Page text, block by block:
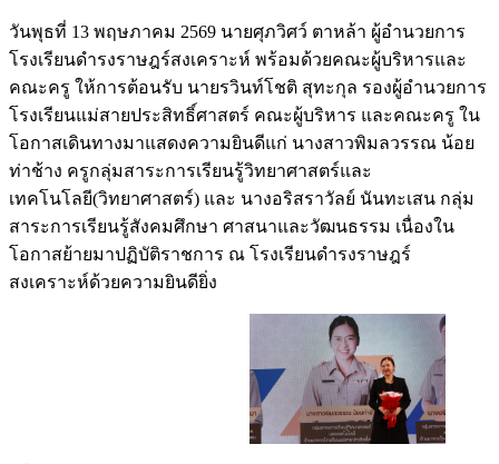
วันพุธที่ 13 พฤษภาคม 2569 นายศุภวิศว์ ตาหล้า ผู้อำนวยการ
โรงเรียนดำรงราษฎร์สงเคราะห์ พร้อมด้วยคณะผู้บริหารและ
คณะครู ให้การต้อนรับ นายรวินท์โชติ สุทะกุล รองผู้อำนวยการ
โรงเรียนแม่สายประสิทธิ์ศาสตร์ คณะผู้บริหาร และคณะครู ใน
โอกาสเดินทางมาแสดงความยินดีแก่ นางสาวพิมลวรรณ น้อย
ท่าช้าง ครูกลุ่มสาระการเรียนรู้วิทยาศาสตร์และ
เทคโนโลยี(วิทยาศาสตร์) และ นางอริสราวัลย์ นันทะเสน กลุ่ม
สาระการเรียนรู้สังคมศึกษา ศาสนาและวัฒนธรรม เนื่องใน
โอกาสย้ายมาปฏิบัติราชการ ณ โรงเรียนดำรงราษฎร์
สงเคราะห์ด้วยความยินดียิ่ง